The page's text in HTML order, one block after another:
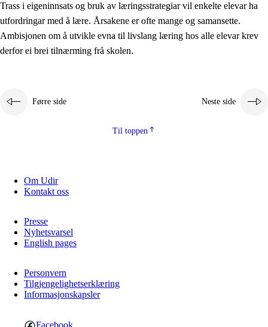
Trass i eigeninnsats og bruk av læringsstrategiar vil enkelte elevar ha
utfordringar med å lære. Årsakene er ofte mange og samansette.
Ambisjonen om å utvikle evna til livslang læring hos alle elevar krev
derfor ei brei tilnærming frå skolen.
Førre side Neste side
Til toppen
Om Udir
Kontakt oss
Presse
Nyhetsvarsel
English pages
Personvern
Tilgjengelighetserklæring
Informasjonskapsler